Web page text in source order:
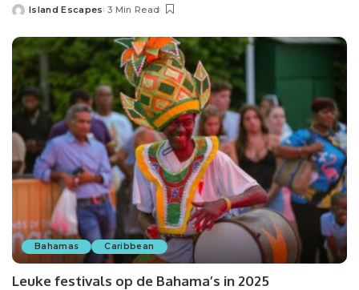
Island Escapes 3 Min Read
Bahamas Caribbean
Leuke festivals op de Bahama’s in 2025